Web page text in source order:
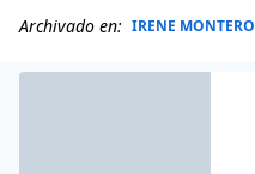
Archivado en: IRENE MONTERO